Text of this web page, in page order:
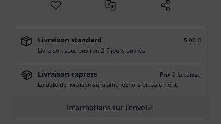
Livraison standard
5,90 €
Livraison sous environ 2-5 jours ouvrés
Livraison express
Prix à la caisse
La date de livraison sera affichée lors du paiement.
Informations sur l'envoi